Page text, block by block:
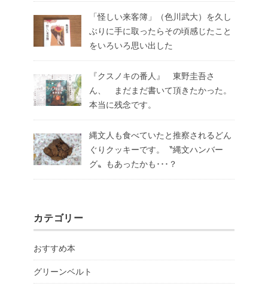
「怪しい来客簿」（色川武大）を久し
ぶりに手に取ったらその頃感じたこと
をいろいろ思い出した
『クスノキの番人』 東野圭吾さ
ん、 まだまだ書いて頂きたかった。
本当に残念です。
縄文人も食べていたと推察されるどん
ぐりクッキーです。〝縄文ハンバー
グ〟もあったかも･･･？
カテゴリー
おすすめ本
グリーンベルト